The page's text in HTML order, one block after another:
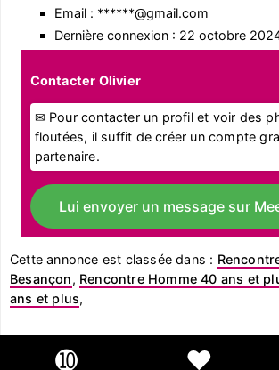
Email : ******@gmail.com
Dernière connexion : 22 octobre
Contacter Olivier
✉ Pour contacter un profil et voir des
floutées, il suffit de créer un compte
partenaire.
Lui envoyer un message sur
Cette annonce est classée dans :
Besançon, Rencontre Homme 40 ans et
ans et plus,
➓ ❤